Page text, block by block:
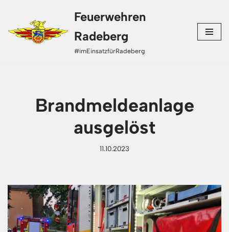
Zum
Inhalt
Feuerwehren
Radeberg
#imEinsatzfürRadeberg
Brandmeldeanlage
ausgelöst
11.10.2023